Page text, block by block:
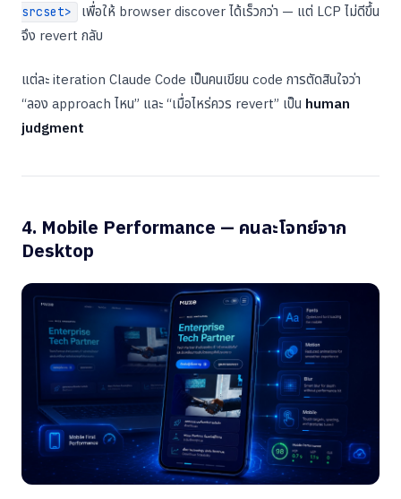
srcset>
เพื่อให้ browser discover ได้เร็วกว่า — แต่ LCP ไม่ดีขึ้น
จึง revert กลับ
แต่ละ iteration Claude Code เป็นคนเขียน code การตัดสินใจว่า
“ลอง approach ไหน” และ “เมื่อไหร่ควร revert” เป็น human
judgment
4. Mobile Performance — คนละโจทย์จาก
Desktop